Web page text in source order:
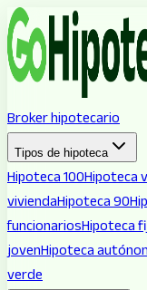
Broker hipotecario
Tipos de hipoteca
Hipoteca 100Hipoteca
viviendaHipoteca 90
funcionariosHipoteca
jovenHipoteca
verde